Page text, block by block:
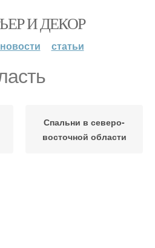
И ДЕКОР
новости статьи
Спальни в северо-
восточной области